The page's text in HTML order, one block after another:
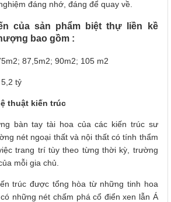
đáng nhớ, đáng để quay về.
của sản phẩm biệt thự liền kề
bao gồm :
87,5m2; 90m2; 105 m2
tỷ
thuật kiến trúc
bàn tay tài hoa của các kiến trúc sư
nét ngoại thất và nội thất có tính thẩm
trang trí tùy theo từng thời kỳ, trường
mỗi gia chủ.
trúc được tổng hòa từ những tinh hoa
những nét chấm phá cổ điển xen lẫn Á